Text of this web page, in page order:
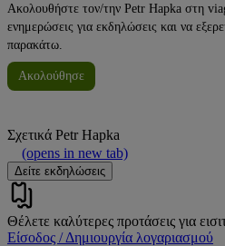
Ακολουθήστε τον/την Petr Hapka στη
ενημερώσεις για εκδηλώσεις και να
παρακάτω.
Ακολούθησε
Σχετικά Petr Hapka
(opens in new tab)
Δείτε εκδηλώσεις
Θέλετε καλύτερες προτάσεις για
Είσοδος / Δημιουργία λογαριασμού